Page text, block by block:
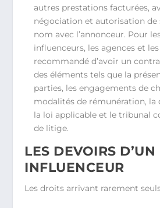
autres prestations facturées,
négociation et autorisation de
nom avec l’annonceur. Pour
influenceurs, les agences et
recommandé d’avoir un
des éléments tels que la
parties, les engagements de
modalités de rémunération, la
la loi applicable et le tribunal
de litige.
LES DEVOIRS D’UN
INFLUENCEUR
Les droits arrivant rarement